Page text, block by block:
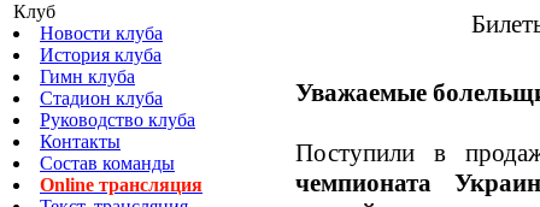
Клуб
Новости клуба
История клуба
Гимн клуба
Стадион клуба
Руководство клуба
Контакты
Состав команды
Online трансляция
Уважаемые
Поступили в
чемпионата